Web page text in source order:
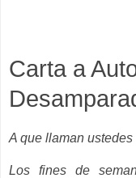
Carta a
A que llaman
Los fines de